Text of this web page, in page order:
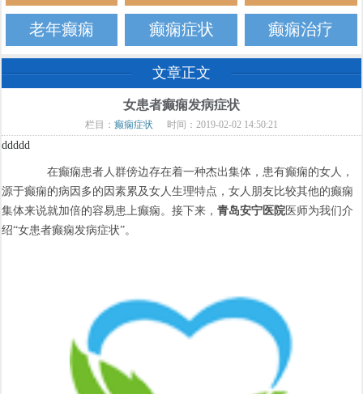
老年癫痫 癫痫症状 癫痫治疗
文章正文
女患者癫痫发病症状
栏目： 癫痫症状 时间：2019-02-02 14:50:21
ddddd
在癫痫患者人群傍边存在着一种杰出集体，患有癫痫的女人，
源于癫痫的病因多的因素累及女人生理特点，女人朋友比较其他的癫痫
集体来说就加倍的容易患上癫痫。接下来，青岛安宁医院 医师为我们介
绍“女患者癫痫发病症状”。